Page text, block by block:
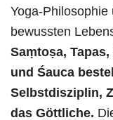
Yoga-
bewussten
Saṃtoṣa,
und Śauca
Selbstdisziplin,
das Göttliche.